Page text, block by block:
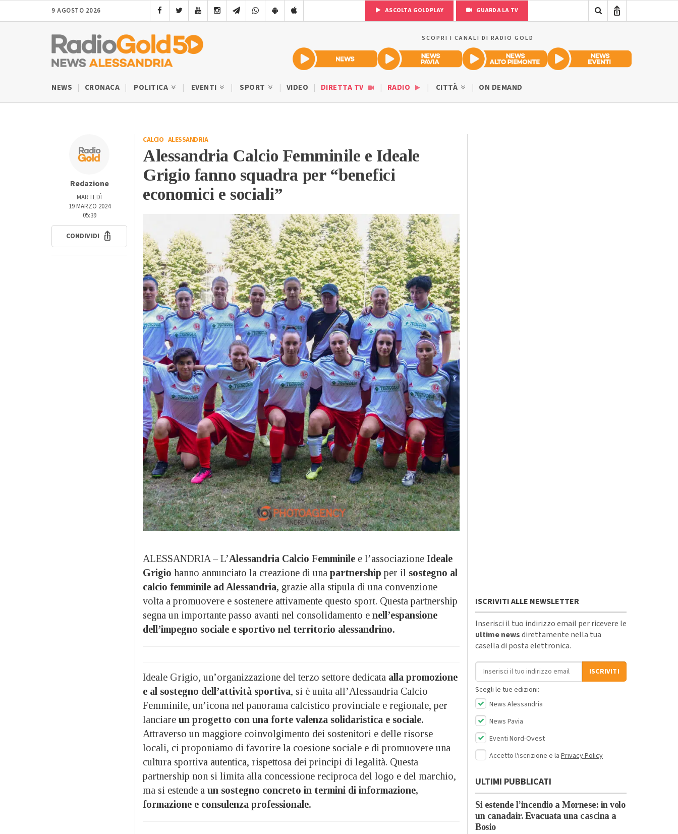
9 AGOSTO 2026 ASCOLTA GOLDPLAY GUARDA LA TV
SCOPRI I CANALI DI RADIO GOLD
NEWS CRONACA POLITICA EVENTI SPORT VIDEO DIRETTA TV RADIO CITTÀ ON DEMAND
Redazione
MARTEDÌ
19 MARZO 2024
05:39
CONDIVIDI
CALCIO-ALESSANDRIA
Alessandria Calcio Femminile e Ideale
Grigio fanno squadra per “benefici
economici e sociali”
ALESSANDRIA – L’Alessandria Calcio Femminile e l’associazione Ideale
Grigio hanno annunciato la creazione di una partnership per il sostegno al
calcio femminile ad Alessandria, grazie alla stipula di una convenzione
volta a promuovere e sostenere attivamente questo sport. Questa partnership
segna un importante passo avanti nel consolidamento e nell’espansione
dell’impegno sociale e sportivo nel territorio alessandrino.
Ideale Grigio, un’organizzazione del terzo settore dedicata alla promozione
e al sostegno dell’attività sportiva, si è unita all’Alessandria Calcio
Femminile, un’icona nel panorama calcistico provinciale e regionale, per
lanciare un progetto con una forte valenza solidaristica e sociale.
Attraverso un maggiore coinvolgimento dei sostenitori e delle risorse
locali, ci proponiamo di favorire la coesione sociale e di promuovere una
cultura sportiva autentica, rispettosa dei principi di legalità. Questa
partnership non si limita alla concessione reciproca del logo e del marchio,
ma si estende a un sostegno concreto in termini di informazione,
formazione e consulenza professionale.
ISCRIVITI ALLE NEWSLETTER
Inserisci il tuo indirizzo email per ricevere le
ultime newsdirettamente nella tua
casella di posta elettronica.
Indirizzo email
ISCRIVITI
Scegli le tue edizioni:
News Alessandria
News Pavia
Eventi Nord-Ovest
Accetto l'iscrizione e la Privacy Policy
ULTIMI PUBBLICATI
Si estende l’incendio a Mornese: in volo
un canadair. Evacuata una cascina a
Bosio